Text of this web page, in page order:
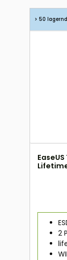
> 50 lagernd
2